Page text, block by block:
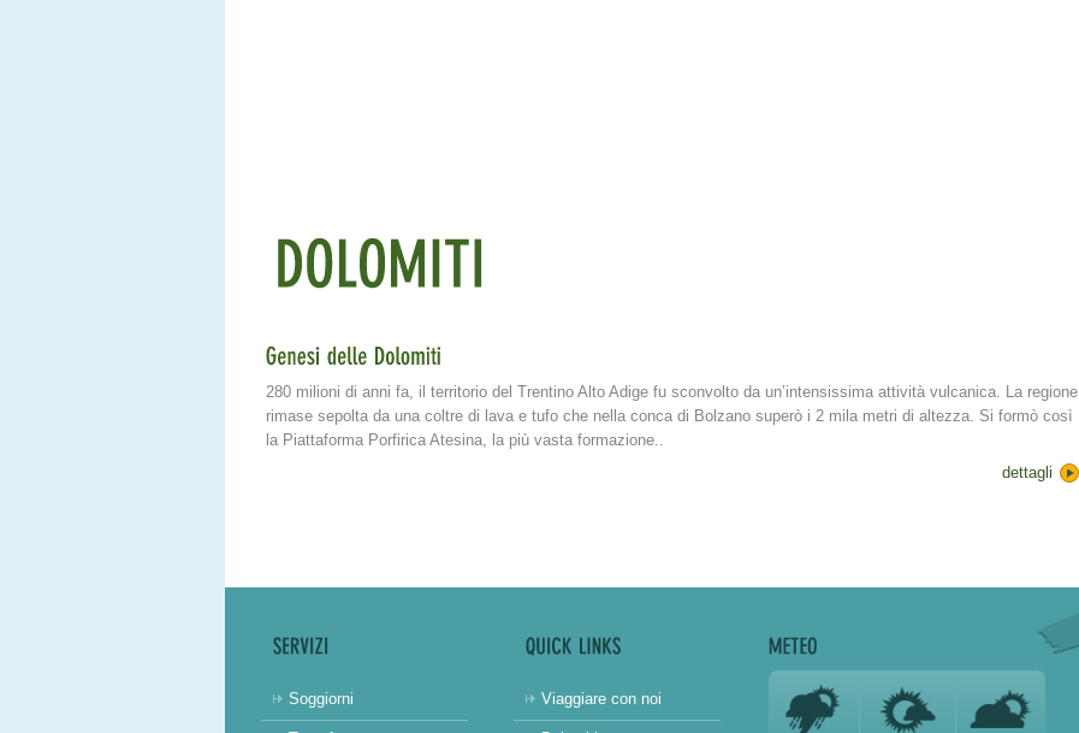
280 milioni di anni fa, il territorio del Trentino Alto Adige fu sconvolto da un’intensissima attività vulcanica. La regione
rimase sepolta da una coltre di lava e tufo che nella conca di Bolzano superò i 2 mila metri di altezza. Si formò così
la Piattaforma Porfirica Atesina, la più vasta formazione..
dettagli
Soggiorni Viaggiare con noi